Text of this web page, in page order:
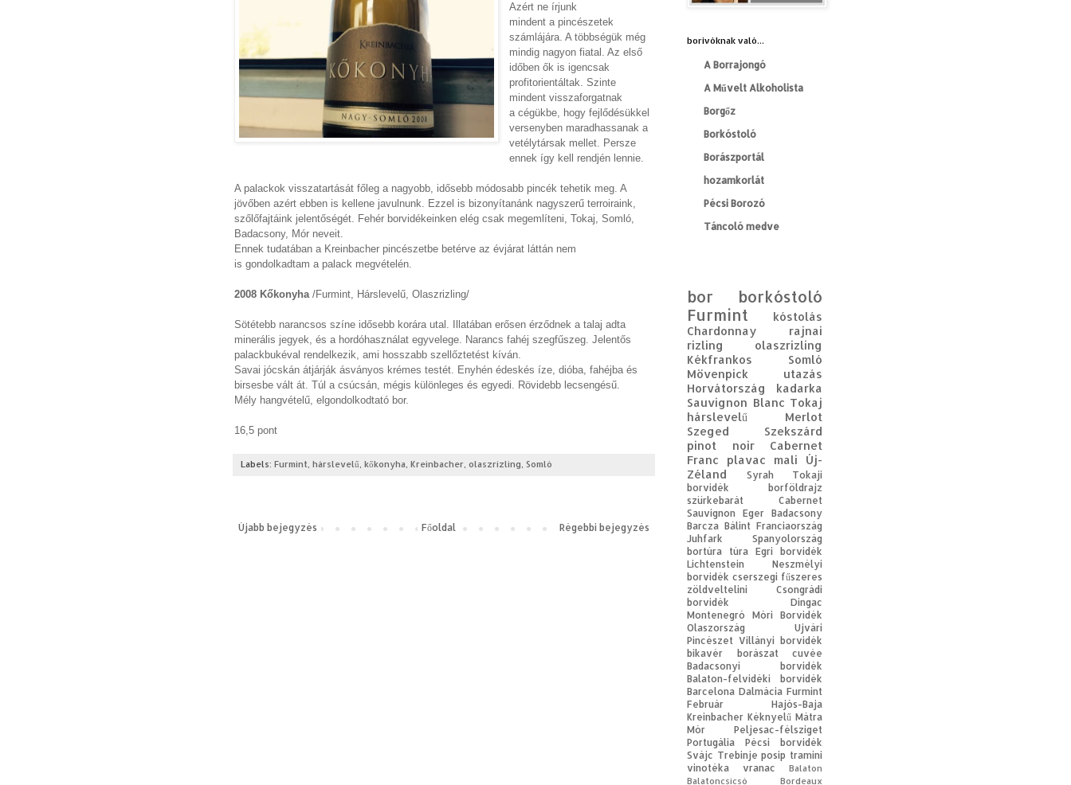
Azért ne írjunk
mindent a pincészetek
számlájára. A többségük még
mindig nagyon fiatal. Az első
időben ők is igencsak
profitorientáltak. Szinte
mindent visszaforgatnak
a cégükbe, hogy fejlődésükkel
versenyben maradhassanak a
vetélytársak mellet. Persze
ennek így kell rendjén lennie.
A palackok visszatartását főleg a nagyobb, idősebb módosabb pincék tehetik meg. A
jövőben azért ebben is kellene javulnunk. Ezzel is bizonyítanánk nagyszerű terroiraink,
szőlőfajtáink jelentőségét. Fehér borvidékeinken elég csak megemlíteni, Tokaj, Somló,
Badacsony, Mór neveit.
Ennek tudatában a Kreinbacher pincészetbe betérve az évjárat láttán nem
is gondolkadtam a palack megvételén.
2008 Kőkonyha/Furmint, Hárslevelű, Olaszrizling/
Sötétebb narancsos színe idősebb korára utal. Illatában erősen érződnek a talaj adta
minerális jegyek, és a hordóhasználat egyvelege. Narancs fahéj szegfűszeg. Jelentős
palackbukéval rendelkezik, ami hosszabb szellőztetést kíván.
Savai jócskán átjárják ásványos krémes testét. Enyhén édeskés íze, dióba, fahéjba és
birsesbe vált át. Túl a csúcsán, mégis különleges és egyedi. Rövidebb lecsengésű.
Mély hangvételű, elgondolkodtató bor.
16,5 pont
Labels: Furmint, hárslevelű, kőkonyha, Kreinbacher, olaszrizling, Somló
Újabb bejegyzés Régebbi bejegyzés
Főoldal
borivóknak való...
A Borrajongó
A Művelt Alkoholista
Borgőz
Borkóstoló
Borászportál
hozamkorlát
Pécsi Borozó
Táncoló medve
bor
borkóstoló
Furmint
kóstolás
Chardonnay
rajnai
rizling
olaszrizling
Kékfrankos
Somló
Mövenpick
utazás
Horvátország
kadarka
Sauvignon Blanc Tokaj
hárslevelű
Merlot
Szeged
Szekszárd
pinot noir
Cabernet
Franc
plavac mali
Új-
Zéland
Syrah
Tokaji
borvidék
borföldrajz
szürkebarát
Cabernet
Sauvignon
Eger Badacsony
Barcza Bálint Franciaország
Juhfark
Spanyolország
bortúra
túra Egri borvidék
Lichtenstein
Neszmélyi
borvidék cserszegi fűszeres
zöldveltelini
Csongrádi
borvidék
Dingac
Montenegró
Móri Borvidék
Olaszország
Ujvári
Pincészet Villányi borvidék
bikavér
borászat
cuvée
Badacsonyi borvidék
Balaton-felvidéki borvidék
Barcelona Dalmácia Furmint
Február
Hajós-Baja
Kreinbacher Kéknyelű Mátra
Mór
Peljesac-félsziget
Portugália
Pécsi borvidék
Svájc Trebinje posip tramini
vinotéka
vranac
Balaton
Balatoncsicsó
Bordeaux